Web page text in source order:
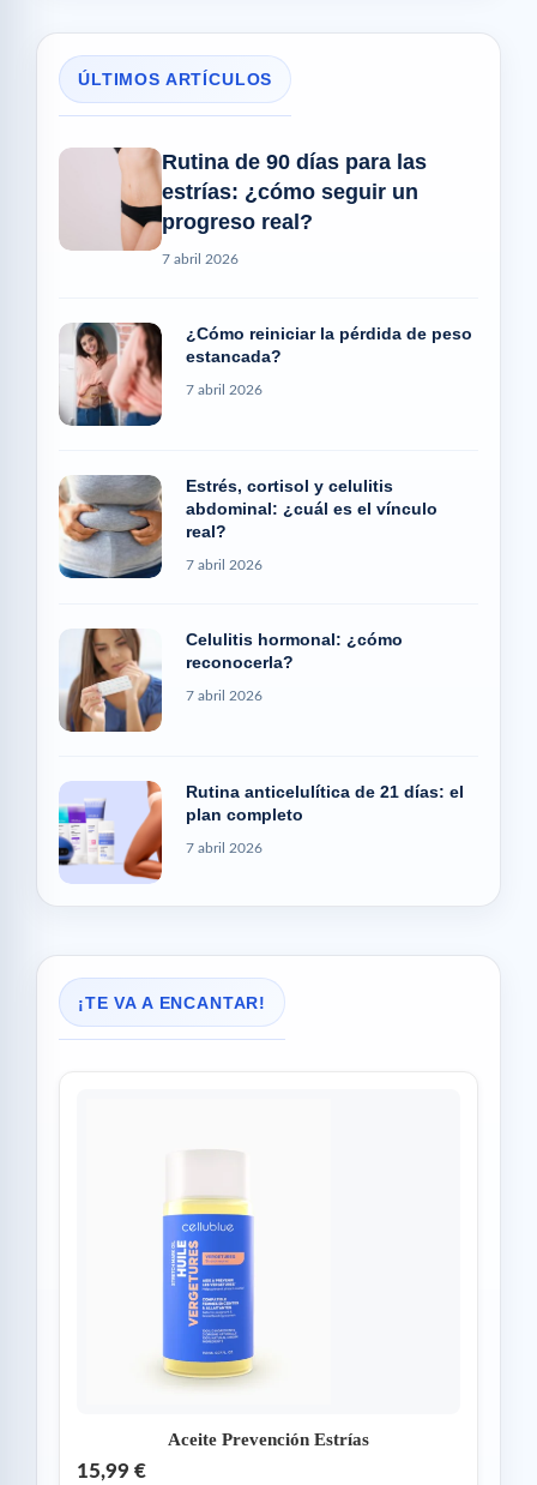
ÚLTIMOS ARTÍCULOS
Rutina de 90 días para las
estrías: ¿cómo seguir un
progreso real?
7 abril 2026
¿Cómo reiniciar la pérdida de peso
estancada?
7 abril 2026
Estrés, cortisol y celulitis
abdominal: ¿cuál es el vínculo
real?
7 abril 2026
Celulitis hormonal: ¿cómo
reconocerla?
7 abril 2026
Rutina anticelulítica de 21 días: el
plan completo
7 abril 2026
¡TE VA A ENCANTAR!
Aceite Prevención Estrías
15,99 €